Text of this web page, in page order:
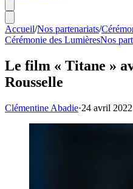
Accueil/Nos partenariats/
Cérémonie des LumièresNos
Le film « Titane »
Rousselle
Clémentine Abadie·24 avril 2022